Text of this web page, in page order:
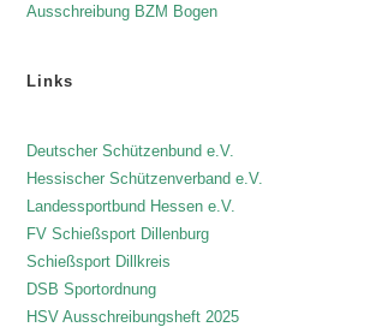
Ausschreibung BZM Bogen
Links
Deutscher Schützenbund e.V.
Hessischer Schützenverband e.V.
Landessportbund Hessen e.V.
FV Schießsport Dillenburg
Schießsport Dillkreis
DSB Sportordnung
HSV Ausschreibungsheft 2025